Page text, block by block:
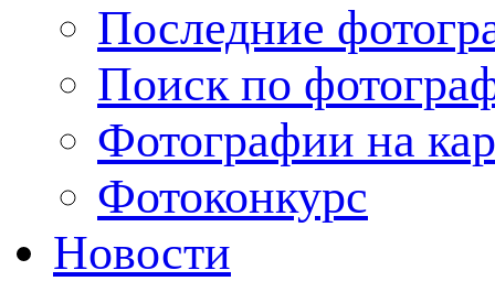
Последние
Поиск по
Фотографии на
Фотоконкурс
Новости